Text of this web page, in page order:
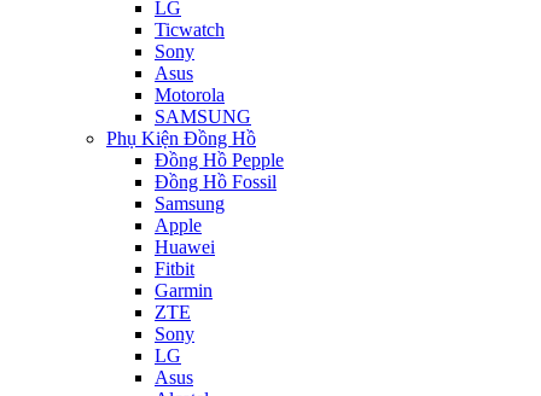
LG
Ticwatch
Sony
Asus
Motorola
SAMSUNG
Phụ Kiện Đồng Hồ
Đồng Hồ Pepple
Đồng Hồ Fossil
Samsung
Apple
Huawei
Fitbit
Garmin
ZTE
Sony
LG
Asus